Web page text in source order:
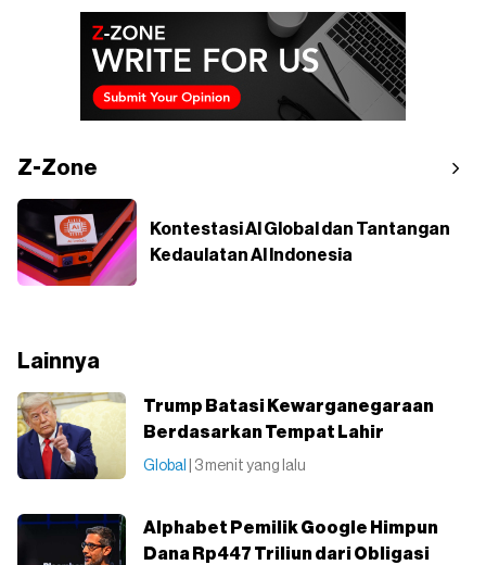
Z-Zone
Kontestasi AI Global dan Tantangan
Kedaulatan AI Indonesia
Lainnya
Trump Batasi Kewarganegaraan
Berdasarkan Tempat Lahir
Global | 3 menit yang lalu
Alphabet Pemilik Google Himpun
Dana Rp447 Triliun dari Obligasi